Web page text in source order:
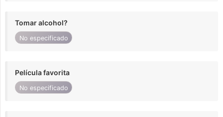
Tomar alcohol?
No especificado
Película favorita
No especificado